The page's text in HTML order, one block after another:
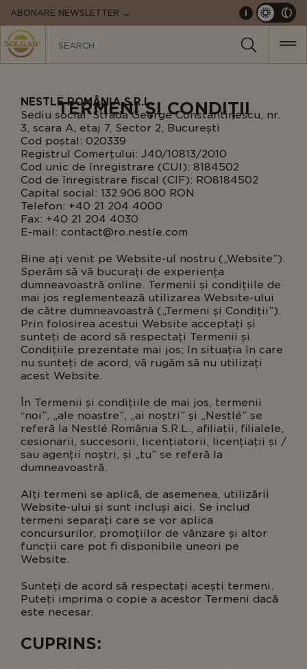
MAIN
NAVIGATION
ABONARE NEWSLETTER → i
TERMENI ȘI CONDIȚII
NESTLE ROMÂNIA S.R.L.
Sediu social: Strada George Constantinescu, nr.
3, scara A, etaj 7, Sector 2, București
Cod poștal: 020339
Registrul Comerțului: J40/10813/2010
Cod unic de înregistrare (CUI): 8184502
Cod de înregistrare fiscal (CIF): RO8184502
Capital social: 132.906.800 RON
Telefon: +40 21 204 4000
Fax: +40 21 204 4030
E-mail: contact@ro.nestle.com
Bine ați venit pe Website-ul nostru („Website”).
Sperăm să vă bucurați de experiența
dumneavoastră online. Termenii și condițiile de
mai jos reglementează utilizarea Website-ului
de către dumneavoastră („Termeni și Condiții”).
Prin folosirea acestui Website acceptați și
sunteți de acord să respectați Termenii și
Condițiile prezentate mai jos; în situația în care
nu sunteți de acord, vă rugăm să nu utilizați
acest Website.
În Termenii și condițiile de mai jos, termenii
“noi”, „ale noastre”, „ai noștri” și „Nestlé” se
referă la Nestlé România S.R.L., afiliații, filialele,
cesionarii, succesorii, licențiatorii, licențiații și /
sau agenții noștri, și „tu” se referă la
dumneavoastră.
Alți termeni se aplică, de asemenea, utilizării
Website-ului și sunt incluși aici. Se includ
termeni separați care se vor aplica
concursurilor, promoțiilor de vânzare și altor
funcții care pot fi disponibile uneori pe
Website.
Sunteți de acord să respectați acești termeni.
Puteți imprima o copie a acestor Termeni dacă
este necesar.
CUPRINS: